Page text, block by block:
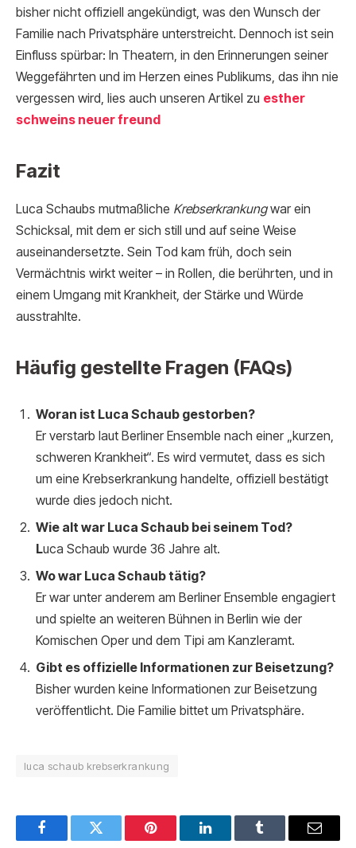
bisher nicht offiziell angekündigt, was den Wunsch der
Familie nach Privatsphäre unterstreicht. Dennoch ist sein
Einfluss spürbar: In Theatern, in den Erinnerungen seiner
Weggefährten und im Herzen eines Publikums, das ihn nie
vergessen wird, lies auch unseren Artikel zu esther
schweins neuer freund
Fazit
Luca Schaubs mutmaßliche Krebserkrankungwar ein
Schicksal, mit dem er sich still und auf seine Weise
auseinandersetzte. Sein Tod kam früh, doch sein
Vermächtnis wirkt weiter – in Rollen, die berührten, und in
einem Umgang mit Krankheit, der Stärke und Würde
ausstrahlte.
Häufig gestellte Fragen (FAQs)
Woran ist Luca Schaub gestorben?
Er verstarb laut Berliner Ensemble nach einer „kurzen,
schweren Krankheit“. Es wird vermutet, dass es sich
um eine Krebserkrankung handelte, offiziell bestätigt
wurde dies jedoch nicht.
Wie alt war Luca Schaub bei seinem Tod?
Luca Schaub wurde 36 Jahre alt.
Wo war Luca Schaub tätig?
Er war unter anderem am Berliner Ensemble engagiert
und spielte an weiteren Bühnen in Berlin wie der
Komischen Oper und dem Tipi am Kanzleramt.
Gibt es offizielle Informationen zur Beisetzung?
Bisher wurden keine Informationen zur Beisetzung
veröffentlicht. Die Familie bittet um Privatsphäre.
luca schaub krebserkrankung
FacebookTwitter Pinterest LinkedInTumblr Email